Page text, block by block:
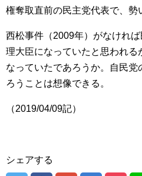
権奪取直前の民主党代表で、勢
西松事件（2009年）がなけれ
理大臣になっていたと思われる
なっていたであろうか。自民
ろうことは想像できる。
（2019/04/09記）
シェアする